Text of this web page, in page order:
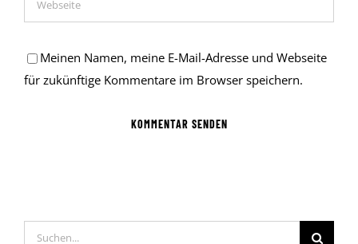
Meinen Namen, meine E-Mail-Adresse und Webseite
für zukünftige Kommentare im Browser speichern.
Suche